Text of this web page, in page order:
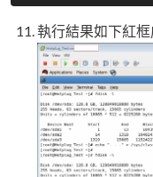
執行結果如下紅